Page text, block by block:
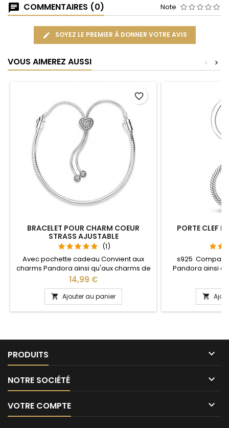
COMMENTAIRES (0) Note
SOYEZ LE PREMIER À DONNER VOTRE AVIS
VOUS AIMEREZ AUSSI >
<
BRACELET POUR CHARM COEUR
STRASS AJUSTABLE
(1)
Avec pochette cadeau Convient aux
charms Pandora ainsi qu'aux charms de
notre site idéal pour : Noël, Saint Valentin,
anniversaire, anniversaire de mariage La
partie ajustable se détache d'un coté
pour passer les charms par simple
pression sur le bouton Ajustable pour
Prix
14,99 €
 Ajouter au panier
favorite_border
PORTE CLEF
s925
Pandora ainsi
notre site idéal
anniversaire,
L'ouverture
niveau

PRODUITS 
NOTRE SOCIÉTÉ 
VOTRE COMPTE 